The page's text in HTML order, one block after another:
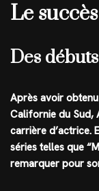
Le
Des
Après avoir
Californie du Sud,
carrière d’actrice.
séries telles que
remarquer pour